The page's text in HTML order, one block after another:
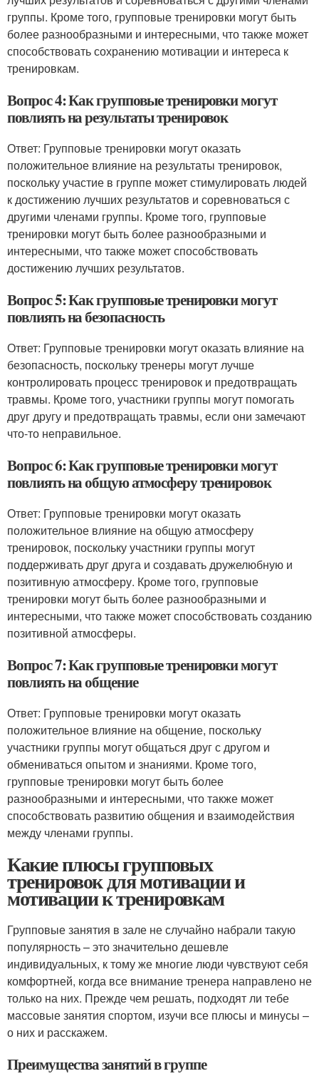
группы. Кроме того, групповые тренировки могут быть
более разнообразными и интересными, что также может
способствовать сохранению мотивации и интереса к
тренировкам.
Вопрос 4: Как групповые тренировки могут
повлиять на результаты тренировок
Ответ: Групповые тренировки могут оказать
положительное влияние на результаты тренировок,
поскольку участие в группе может стимулировать людей
к достижению лучших результатов и соревноваться с
другими членами группы. Кроме того, групповые
тренировки могут быть более разнообразными и
интересными, что также может способствовать
достижению лучших результатов.
Вопрос 5: Как групповые тренировки могут
повлиять на безопасность
Ответ: Групповые тренировки могут оказать влияние на
безопасность, поскольку тренеры могут лучше
контролировать процесс тренировок и предотвращать
травмы. Кроме того, участники группы могут помогать
друг другу и предотвращать травмы, если они замечают
что-то неправильное.
Вопрос 6: Как групповые тренировки могут
повлиять на общую атмосферу тренировок
Ответ: Групповые тренировки могут оказать
положительное влияние на общую атмосферу
тренировок, поскольку участники группы могут
поддерживать друг друга и создавать дружелюбную и
позитивную атмосферу. Кроме того, групповые
тренировки могут быть более разнообразными и
интересными, что также может способствовать созданию
позитивной атмосферы.
Вопрос 7: Как групповые тренировки могут
повлиять на общение
Ответ: Групповые тренировки могут оказать
положительное влияние на общение, поскольку
участники группы могут общаться друг с другом и
обмениваться опытом и знаниями. Кроме того,
групповые тренировки могут быть более
разнообразными и интересными, что также может
способствовать развитию общения и взаимодействия
между членами группы.
Какие плюсы групповых
тренировок для мотивации и
мотивации к тренировкам
Групповые занятия в зале не случайно набрали такую
популярность – это значительно дешевле
индивидуальных, к тому же многие люди чувствуют себя
комфортней, когда все внимание тренера направлено не
только на них. Прежде чем решать, подходят ли тебе
массовые занятия спортом, изучи все плюсы и минусы –
о них и расскажем.
Преимущества занятий в группе